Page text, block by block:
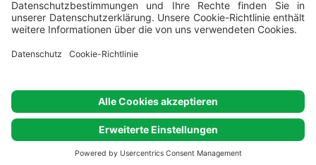
Der Betreiber aller Campingplätze ist das Unternehmen
Valamar Riviera, d.d, Stancija Kaligari 1, Poreč, Croatia.© Valamar
Camping
Alle Rechte vorbehalten
Cookie-Einstellungen Cookie-Richtlinie Datenschutz